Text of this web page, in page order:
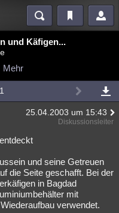
Mystery Kriminalfälle
Literatur
und Käfigen...
Mehr
25.04.2003 um 15:43
Diskussionsleiter
und seine Getreuen
die Seite geschafft. Bei der
in Bagdad
mit
verwendet.